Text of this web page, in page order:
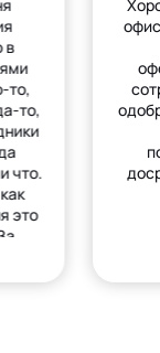
в
то,
то,
что.
это